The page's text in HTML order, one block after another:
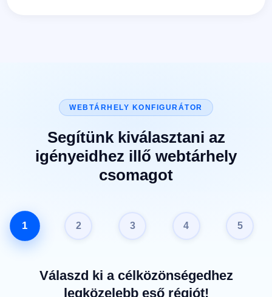
WEBTÁRHELY KONFIGURÁTOR
Segítünk kiválasztani az
igényeidhez illő webtárhely
csomagot
1 2 3 4 5
Válaszd ki a célközönségedhez
legközelebb eső régiót!